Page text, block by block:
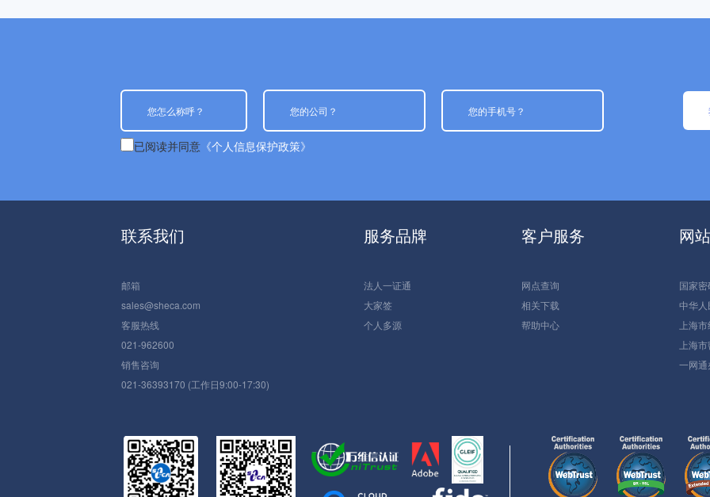
已阅读并同意 《个人信息保护政策》
联系我们
邮箱
sales@sheca.com
客服热线
021-962600
销售咨询
021-36393170 (工作日9:00-17:30)
服务品牌
法人一证通
大家签
个人多源
客户服务
网点查询
相关下载
帮助中心
网
国家密
中华人
上海
上海
一网通